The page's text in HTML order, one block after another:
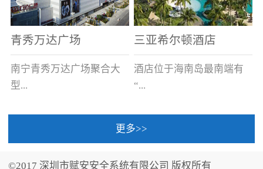
青秀万达广场
南宁青秀万达广场聚合大
型...
三亚希尔顿酒店
酒店位于海南岛最南端有
“...
中国的海岛天堂”之美称的
更多>>
©2017 深圳市赋安安全系统有限公司 版权所有